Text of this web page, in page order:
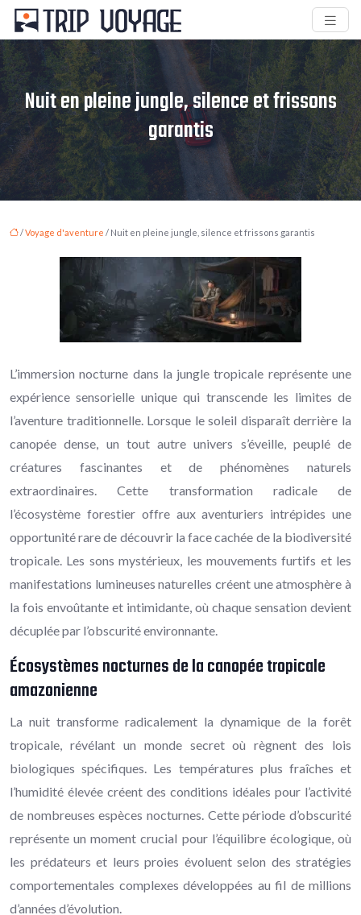
Nuit en pleine jungle, silence et frissons
garantis
/Voyage d'aventure / Nuit en pleine jungle, silence et frissons garantis
L’immersion nocturne dans la jungle tropicale représente une
expérience sensorielle unique qui transcende les limites de
l’aventure traditionnelle. Lorsque le soleil disparaît derrière la
canopée dense, un tout autre univers s’éveille, peuplé de
créatures fascinantes et de phénomènes naturels
extraordinaires. Cette transformation radicale de
l’écosystème forestier offre aux aventuriers intrépides une
opportunité rare de découvrir la face cachée de la biodiversité
tropicale. Les sons mystérieux, les mouvements furtifs et les
manifestations lumineuses naturelles créent une atmosphère à
la fois envoûtante et intimidante, où chaque sensation devient
décuplée par l’obscurité environnante.
Écosystèmes nocturnes de la canopée tropicale
amazonienne
La nuit transforme radicalement la dynamique de la forêt
tropicale, révélant un monde secret où règnent des lois
biologiques spécifiques. Les températures plus fraîches et
l’humidité élevée créent des conditions idéales pour l’activité
de nombreuses espèces nocturnes. Cette période d’obscurité
représente un moment crucial pour l’équilibre écologique, où
les prédateurs et leurs proies évoluent selon des stratégies
comportementales complexes développées au fil de millions
d’années d’évolution.